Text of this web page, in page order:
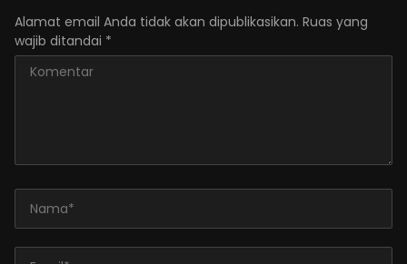
Alamat email Anda tidak akan dipublikasikan. Ruas yang
wajib ditandai *